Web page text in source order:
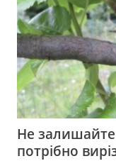
Не
потрібно